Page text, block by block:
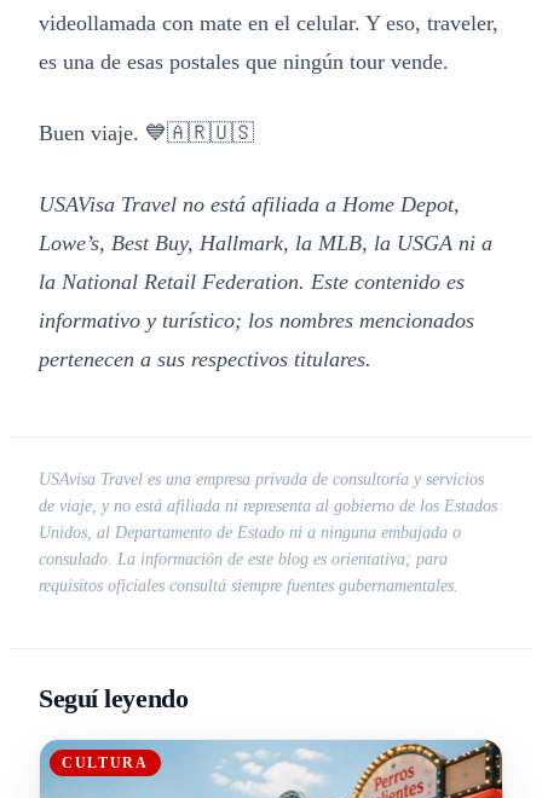
videollamada con mate en el celular. Y eso, traveler,
es una de esas postales que ningún tour vende.
Buen viaje. 💙🇦🇷🇺🇸
USAVisa Travel no está afiliada a Home Depot,
Lowe’s, Best Buy, Hallmark, la MLB, la USGA ni a
la National Retail Federation. Este contenido es
informativo y turístico; los nombres mencionados
pertenecen a sus respectivos titulares.
USAvisa Travel es una empresa privada de consultoría y servicios
de viaje, y no está afiliada ni representa al gobierno de los Estados
Unidos, al Departamento de Estado ni a ninguna embajada o
consulado. La información de este blog es orientativa; para
requisitos oficiales consultá siempre fuentes gubernamentales.
Seguí leyendo
CULTURA